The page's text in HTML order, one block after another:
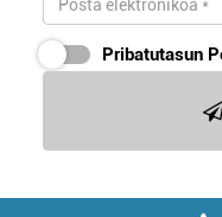
Pribatutasun